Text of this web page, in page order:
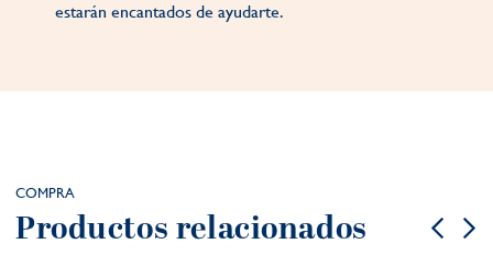
estarán encantados de ayudarte.
COMPRA
Productos relacionados